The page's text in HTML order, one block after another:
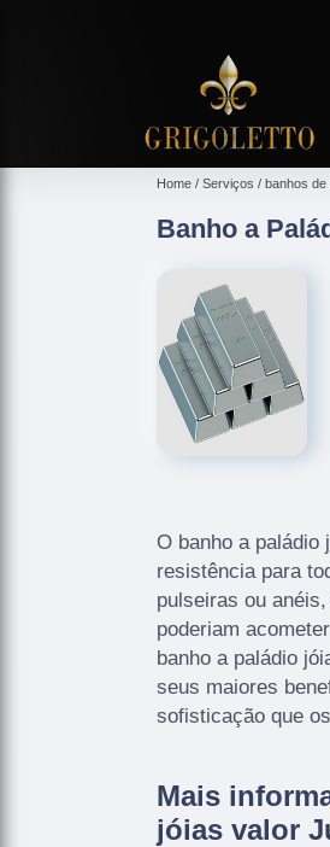
Home Serviços banhos de
Banho a
O banho a paládio
resistência para
pulseiras ou
poderiam
banho a paládio
seus maiores
sofisticação que
Mais
jóias valor